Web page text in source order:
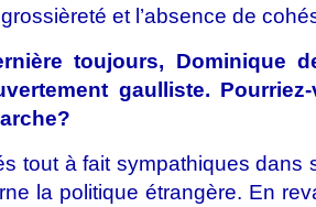
et l’absence de
toujours, Dominique
gaulliste.
tout à fait sympathiques dans
la politique étrangère. En